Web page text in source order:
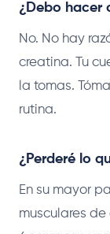
¿Debo hacer
No. No hay
creatina. Tu
la tomas.
rutina.
¿Perderé lo
En su mayor
musculares